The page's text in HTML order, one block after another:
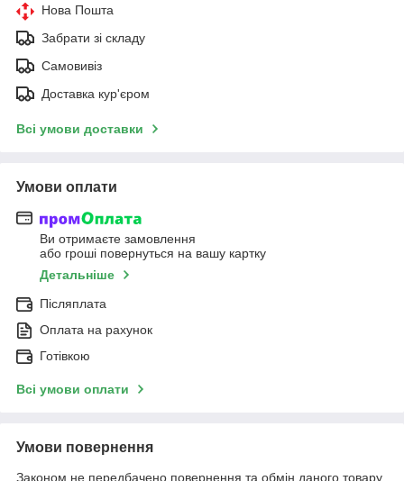
Нова Пошта
Забрати зі складу
Самовивіз
Доставка кур'єром
Всі умови доставки
Умови оплати
Ви отримаєте замовлення
або гроші повернуться на вашу картку
Детальніше
Післяплата
Оплата на рахунок
Готівкою
Всі умови оплати
Умови повернення
Законом не передбачено повернення та обмін даного товару